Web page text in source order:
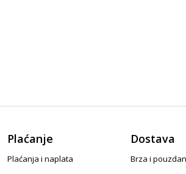
Plaćanje
Plaćanja i naplata
Dostava
Brza i